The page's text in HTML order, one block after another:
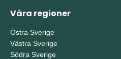
Våra regioner
Östra Sverige
Västra Sverige
Södra Sverige